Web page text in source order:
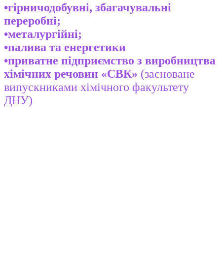
•гірничодобувні, збагачувальні
переробні;
•металургійні;
•палива та енергетики
•приватне підприємство з виробництва
хімічних речовин «СВК» (засноване
випускниками хімічного факультету
ДНУ)